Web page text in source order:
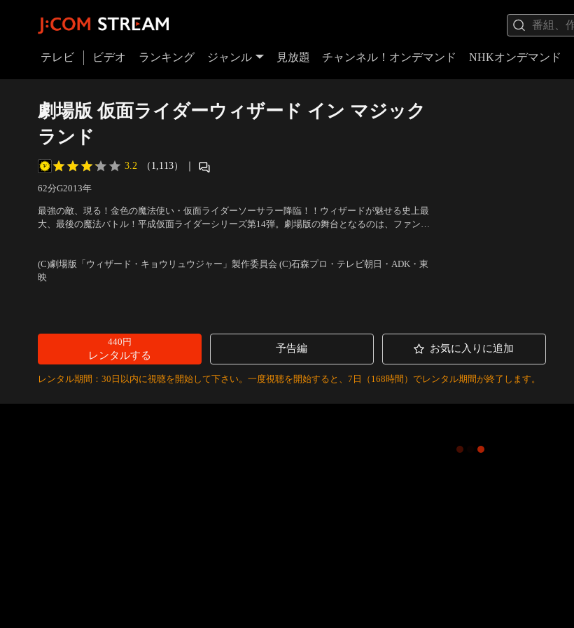
テレビ ビデオ ランキング ジャンル 見放題 チャンネル！オンデマンド NHKオンデマンド
劇場版 仮面ライダーウィザード イン マジック
ランド
3.2 （1,113） ｜
62分G2013年
最強の敵、現る！金色の魔法使い・仮面ライダーソーサラー降臨！！ウィザードが魅せる史上最
大、最後の魔法バトル！平成仮面ライダーシリーズ第14弾。劇場版の舞台となるのは、ファンタ
(C)劇場版「ウィザード・キョウリュウジャー」製作委員会 (C)石森プロ・テレビ朝日・ADK・東
映
440円
レンタルする
予告編 お気に入りに追加
レンタル期間：30日以内に視聴を開始して下さい。一度視聴を開始すると、7日（168時間）でレンタル期間が終了します。